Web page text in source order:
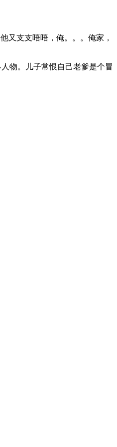
又支支唔唔，俺。。。俺家，
物。儿子常恨自己老爹是个冒